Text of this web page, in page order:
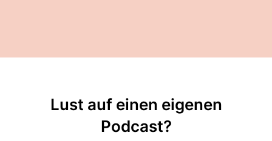
Lust auf einen eigenen
Podcast?